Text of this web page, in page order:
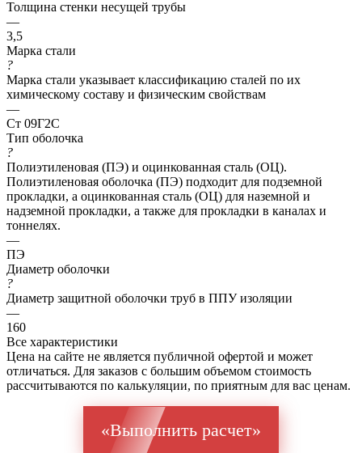
Толщина стенки несущей трубы
—
3,5
Марка стали
?
Марка стали указывает классификацию сталей по их
химическому составу и физическим свойствам
—
Ст 09Г2С
Тип оболочка
?
Полиэтиленовая (ПЭ) и оцинкованная сталь (ОЦ).
Полиэтиленовая оболочка (ПЭ) подходит для подземной
прокладки, а оцинкованная сталь (ОЦ) для наземной и
надземной прокладки, а также для прокладки в каналах и
тоннелях.
—
ПЭ
Диаметр оболочки
?
Диаметр защитной оболочки труб в ППУ изоляции
—
160
Все характеристики
Цена на сайте не является публичной офертой и может
отличаться. Для заказов с большим объемом стоимость
рассчитываются по калькуляции, по приятным для вас ценам.
«Выполнить расчет»